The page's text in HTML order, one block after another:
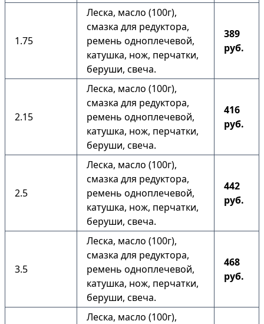
1.75
Леска, масло (100г),
смазка для редуктора,
ремень одноплечевой,
катушка, нож, перчатки,
беруши, свеча.
389
руб.
2.15
Леска, масло (100г),
смазка для редуктора,
ремень одноплечевой,
катушка, нож, перчатки,
беруши, свеча.
416
руб.
2.5
Леска, масло (100г),
смазка для редуктора,
ремень одноплечевой,
катушка, нож, перчатки,
беруши, свеча.
442
руб.
3.5
Леска, масло (100г),
смазка для редуктора,
ремень одноплечевой,
катушка, нож, перчатки,
беруши, свеча.
468
руб.
Леска, масло (100г),